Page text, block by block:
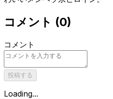
コメント (0)
コメント
投稿する
Loading...